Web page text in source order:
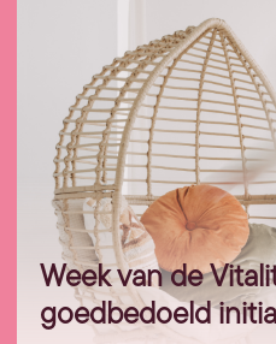
Week van de
goedbedoeld